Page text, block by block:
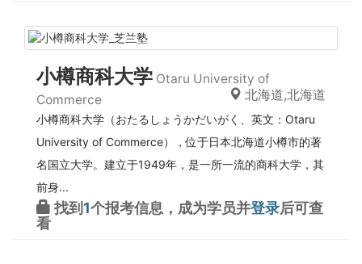
小樽商科大学 Otaru University of
Commerce
北海道,北海道
小樽商科大学（おたるしょうかだいがく、英文：Otaru
University of Commerce），位于日本北海道小樽市的著
名国立大学。建立于1949年，是一所一流的商科大学，其
前身...
找到 1个报考信息，成为学员并登录后可查
看